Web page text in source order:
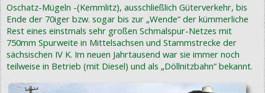
Oschatz-Mügeln -(Kemmlitz), ausschließlich Güterverkehr, bis
Ende der 70iger bzw. sogar bis zur „Wende“ der kümmerliche
Rest eines einstmals sehr großen Schmalspur-Netzes mit
750mm Spurweite in Mittelsachsen und Stammstrecke der
sächsischen IV K. Im neuen Jahrtausend war sie immer noch
teilweise in Betrieb (mit Diesel) und als „Döllnitzbahn“ bekannt.